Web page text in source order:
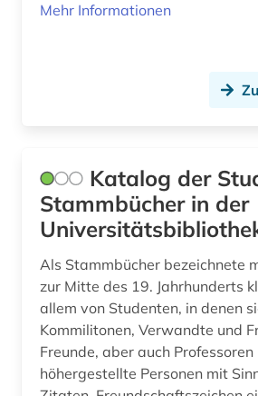
Mehr Informationen
Katalog der
Stammbücher in der
Als Stammbücher bezeichnete
zur Mitte des 19. Jahrhunderts
allem von Studenten, in denen
Kommilitonen, Verwandte und
Freunde, aber auch Professoren
höhergestellte Personen mit